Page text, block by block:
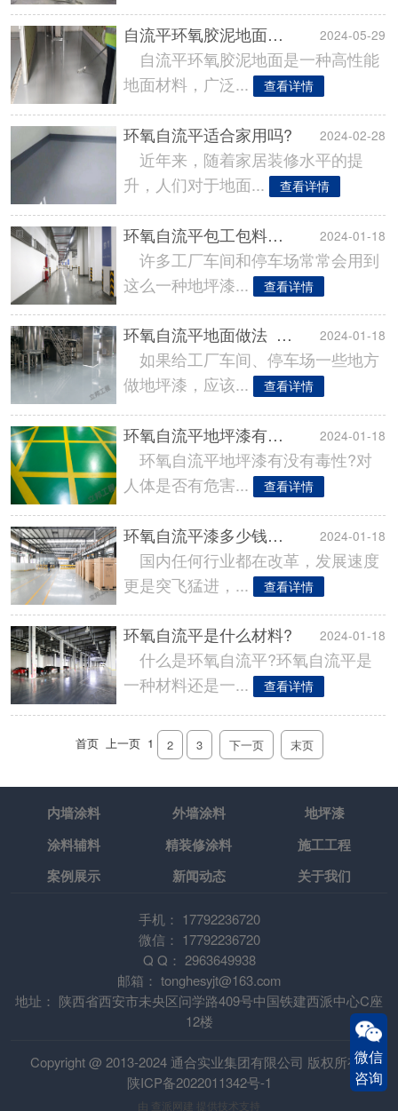
自流平环氧胶泥地面是什么? 2024-05-29
自流平环氧胶泥地面是一种高性能
地面材料，广泛...
查看详情
环氧自流平适合家用吗? 2024-02-28
近年来，随着家居装修水平的提
升，人们对于地面...
查看详情
环氧自流平包工包料多少钱一平方米? 2024-01-18
许多工厂车间和停车场常常会用到
这么一种地坪漆...
查看详情
环氧自流平地面做法_环氧自流平地面怎么做? 2024-01-18
如果给工厂车间、停车场一些地方
做地坪漆，应该...
查看详情
环氧自流平地坪漆有毒吗? 2024-01-18
环氧自流平地坪漆有没有毒性?对
人体是否有危害...
查看详情
环氧自流平漆多少钱一公斤? 2024-01-18
国内任何行业都在改革，发展速度
更是突飞猛进，...
查看详情
环氧自流平是什么材料? 2024-01-18
什么是环氧自流平?环氧自流平是
一种材料还是一...
查看详情
首页 上一页 1 2 3 下一页 末页
内墙涂料 外墙涂料
地坪漆
涂料辅料
精装修涂料
施工工程
案例展示
新闻动态 关于我们
手机： 17792236720
微信： 17792236720
Q Q： 2963649938
邮箱： tonghesyjt@163.com
地址： 陕西省西安市未央区问学路409号中国铁建西派中心C座
12楼
Copyright @ 2013-2024 通合实业集团有限公司 版权所有
陕ICP备2022011342号-1
由 查派网建 提供技术支持
微信
咨询